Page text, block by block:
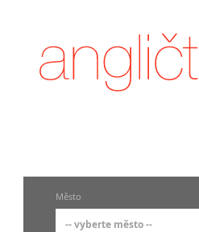
Město
-- vyberte město --